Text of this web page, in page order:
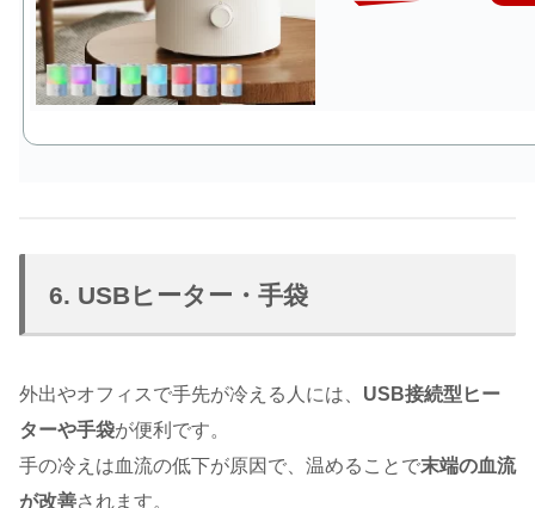
6. USBヒーター・手袋
外出やオフィスで手先が冷える人には、 USB接続型ヒー
ターや手袋が便利です。
手の冷えは血流の低下が原因で、温めることで末端の血流
が改善されます。